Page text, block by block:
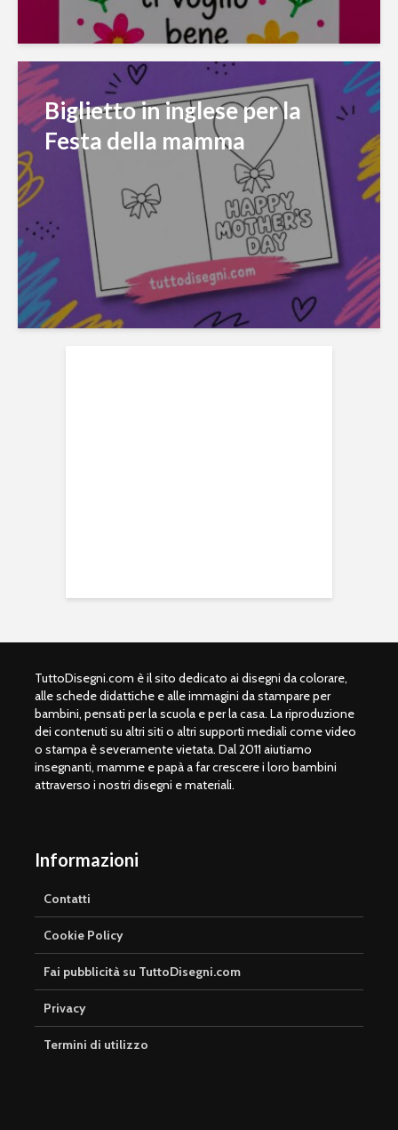
Biglietto in inglese per la
Festa della mamma
TuttoDisegni.com è il sito dedicato ai disegni da colorare,
alle schede didattiche e alle immagini da stampare per
bambini, pensati per la scuola e per la casa. La riproduzione
dei contenuti su altri siti o altri supporti mediali come video
o stampa è severamente vietata. Dal 2011 aiutiamo
insegnanti, mamme e papà a far crescere i loro bambini
attraverso i nostri disegni e materiali.
Informazioni
Contatti
Cookie Policy
Fai pubblicità su TuttoDisegni.com
Privacy
Termini di utilizzo